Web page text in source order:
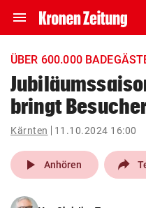
menu Navigation
ein-/ausklappen
account_circle Anmelden
pin_drop
Wien
ÜBER 600.000
bringt
Kärnten 11.10.2024 16:00
play_arrow Anhören